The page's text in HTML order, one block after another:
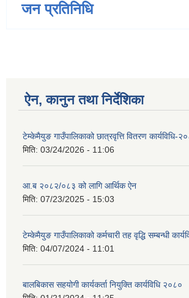
जन प्रतिनिधि
ऐन, कानुन तथा निर्देशिका
टेम्केमैयुङ गाउँपालिकाको छात्रवृत्ति वितरण कार्यविधि-
मिति: 03/24/2026 - 11:06
आ.ब २०८२/०८३ को लागि आर्थिक ऐन
मिति: 07/23/2025 - 15:03
टेम्केमैयुङ गाउँपालिकाको कर्मचारी तह वृद्धि सम्बन्धी
मिति: 04/07/2024 - 11:01
बालबिकास सहयोगी कार्यकर्ता नियुक्ति कार्यविधि २०८०